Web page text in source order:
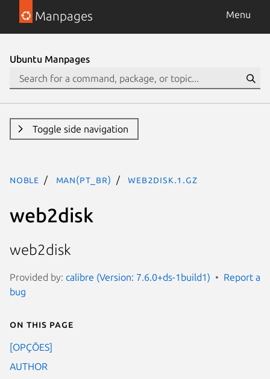
Manpages Menu
Ubuntu Manpages
Toggle side navigation
noble man(pt_BR) web2disk.1.gz
web2disk
web2disk
Provided by: calibre (Version: 7.6.0+ds-1build1)
Report a
bug
On this page
[OPÇÕES]
AUTHOR